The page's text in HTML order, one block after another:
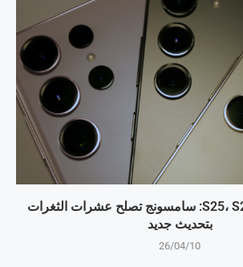
جالكسي S25، S24، S23: سامسونج تصلح عشرات الثغرات
بتحديث جديد
26/04/10